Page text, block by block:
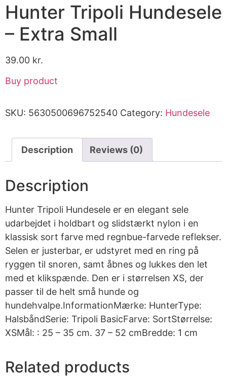
Hunter Tripoli Hundesele
– Extra Small
39.00 kr.
Buy product
SKU: 5630500696752540 Category: Hundesele
Description Reviews (0)
Description
Hunter Tripoli Hundesele er en elegant sele
udarbejdet i holdbart og slidstærkt nylon i en
klassisk sort farve med regnbue-farvede reflekser.
Selen er justerbar, er udstyret med en ring på
ryggen til snoren, samt åbnes og lukkes den let
med et klikspænde. Den er i størrelsen XS, der
passer til de helt små hunde og
hundehvalpe.InformationMærke: HunterType:
HalsbåndSerie: Tripoli BasicFarve: SortStørrelse:
XSMål: : 25 – 35 cm. 37 – 52 cmBredde: 1 cm
Related products